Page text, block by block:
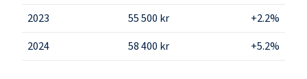
2023
55 500 kr
+2.2%
2024
58 400 kr +5.2%